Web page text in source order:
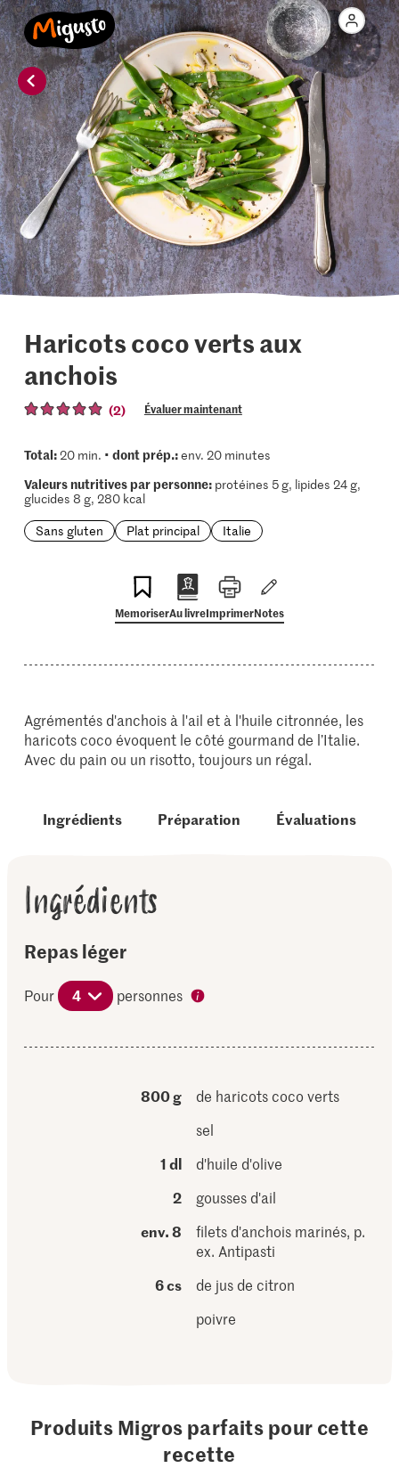
Haricots coco verts aux
anchois
(2) Évaluer maintenant
Total:20 min. • dont prép.:env. 20 minutes
Valeurs nutritives par personne:protéines 5 g, lipides 24 g,
glucides 8 g, 280 kcal
Sans gluten
Plat principal Italie
MemoriserAu livreImprimerNotes
Agrémentés d'anchois à l'ail et à l'huile citronnée, les
haricots coco évoquent le côté gourmand de l’Italie.
Avec du pain ou un risotto, toujours un régal.
Ingrédients Préparation Évaluations
Ingrédients
Repas léger
Pour 4 personnes
800 g
de haricots coco verts
sel
1 dl
d'huile d'olive
2
gousses d'ail
env. 8
filets d'anchois marinés, p.
ex. Antipasti
6 cs
de jus de citron
poivre
Produits Migros parfaits pour cette
recette